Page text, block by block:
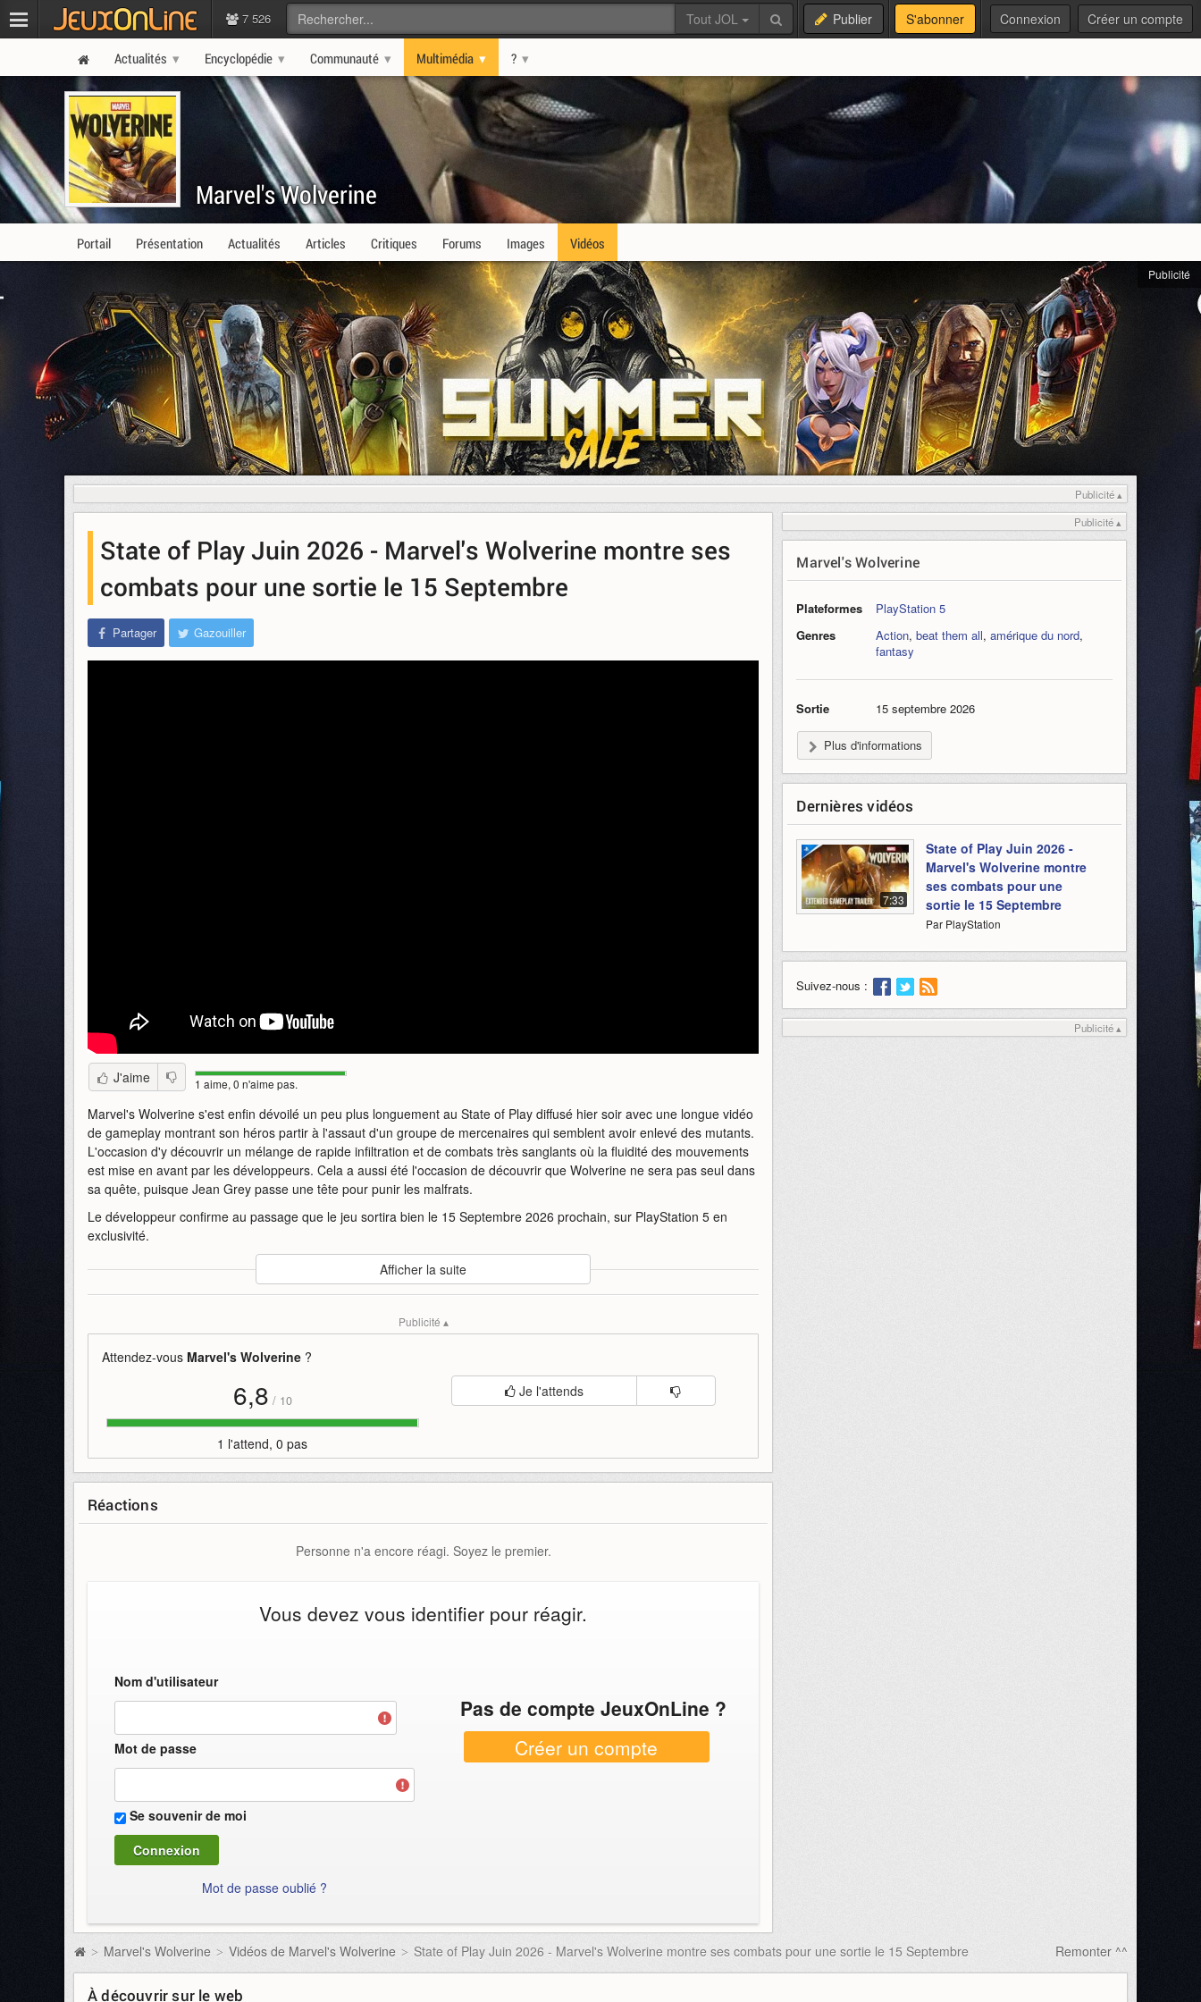
7 526 Tout JOL Publier S'abonner Connexion Créer un compte
Actualités Encyclopédie Communauté Multimédia ?
Marvel's Wolverine
Portail Présentation Actualités Articles Critiques Forums Images Vidéos
Publicité
Publicité ▴
State of Play Juin 2026 - Marvel's Wolverine montre ses
combats pour une sortie le 15 Septembre
Partager Gazouiller
J'aime 1 aime, 0 n'aime pas.
Marvel's Wolverine s'est enfin dévoilé un peu plus longuement au State of Play diffusé hier soir avec une longue vidéo
de gameplay montrant son héros partir à l'assaut d'un groupe de mercenaires qui semblent avoir enlevé des mutants.
L'occasion d'y découvrir un mélange de rapide infiltration et de combats très sanglants où la fluidité des mouvements
est mise en avant par les développeurs. Cela a aussi été l'occasion de découvrir que Wolverine ne sera pas seul dans
sa quête, puisque Jean Grey passe une tête pour punir les malfrats.
Le développeur confirme au passage que le jeu sortira bien le 15 Septembre 2026 prochain, sur PlayStation 5 en
exclusivité.
Afficher la suite
Publicité ▴
Attendez-vous Marvel's Wolverine ?
6,8 / 10
1 l'attend, 0 pas
Je l'attends
Réactions
Personne n'a encore réagi. Soyez le premier.
Vous devez vous identifier pour réagir.
Nom d'utilisateur
Mot de passe
Se souvenir de moi
Mot de passe oublié ?
Pas de compte JeuxOnLine ?
Créer un compte
Publicité ▴
Marvel's Wolverine
Plateformes
PlayStation 5
Genres
Action,beat them all,amérique du nord,
fantasy
Sortie 15 septembre 2026
Plus d'informations
Dernières vidéos
7:33
State of Play Juin 2026 -
Marvel's Wolverine montre
ses combats pour une
sortie le 15 Septembre
Par PlayStation
Suivez-nous :
Publicité ▴
Remonter ^^
> Marvel's Wolverine > Vidéos de Marvel's Wolverine > State of Play Juin 2026 - Marvel's Wolverine montre ses combats pour une sortie le 15 Septembre
À découvrir sur le web